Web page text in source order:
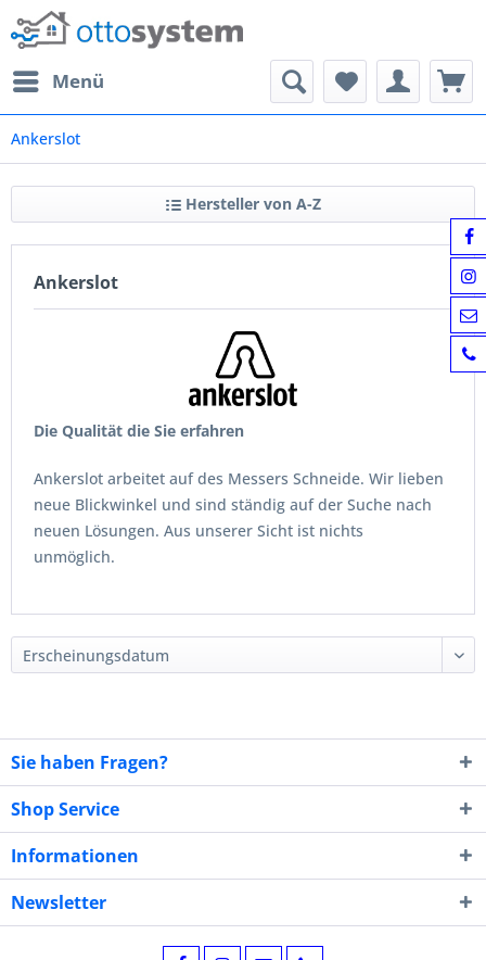
Menü
Ankerslot
Hersteller von A-Z
Ankerslot
Die Qualität die Sie erfahren
Ankerslot arbeitet auf des Messers Schneide. Wir lieben
neue Blickwinkel und sind ständig auf der Suche nach
neuen Lösungen. Aus unserer Sicht ist nichts
unmöglich.
Sie haben Fragen?
Shop Service
Informationen
Newsletter